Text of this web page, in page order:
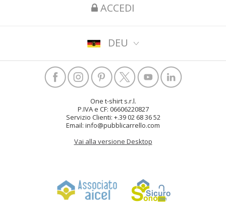
ACCEDI
DEU
One t-shirt s.r.l.
P.IVA e CF: 06606220827
Servizio Clienti: +.39 02 68 36 52
Email: info@pubblicarrello.com
Vai alla versione Desktop